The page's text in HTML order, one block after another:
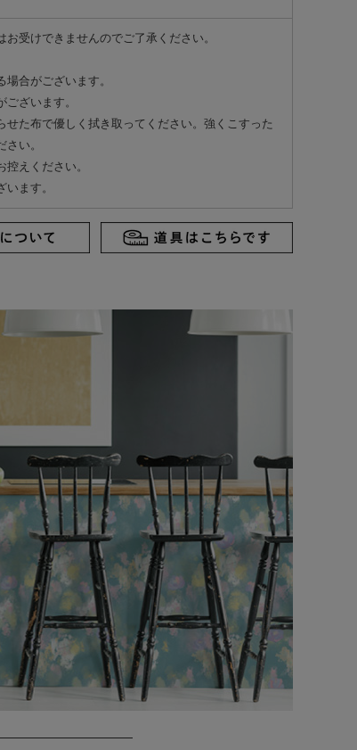
受けできませんのでご了承ください。
合がございます。
ざいます。
た布で優しく拭き取ってください。強くこすった
い。
えください。
ます。